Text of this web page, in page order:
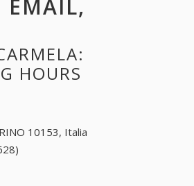
EMAIL,
HOURS
10153, Italia